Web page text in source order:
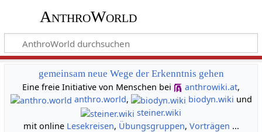
AnthroWorld
gemeinsam neue Wege der Erkenntnis gehen
Eine freie Initiative von Menschen bei
anthrowiki.at,
anthro.world, biodyn.wiki und
steiner.wiki
mit online Lesekreisen, Übungsgruppen, Vorträgen ...